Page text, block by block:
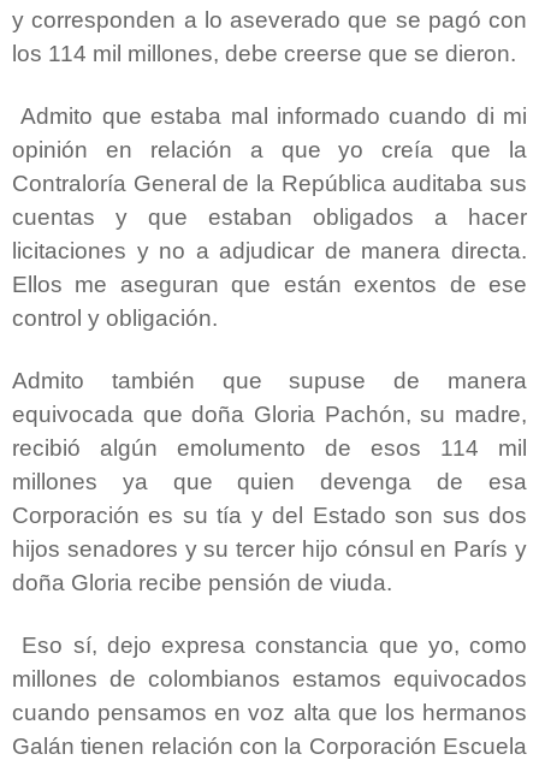
y corresponden a lo aseverado que se pagó con
los 114 mil millones, debe creerse que se dieron.
Admito que estaba mal informado cuando di mi
opinión en relación a que yo creía que la
Contraloría General de la República auditaba sus
cuentas y que estaban obligados a hacer
licitaciones y no a adjudicar de manera directa.
Ellos me aseguran que están exentos de ese
control y obligación.
Admito también que supuse de manera
equivocada que doña Gloria Pachón, su madre,
recibió algún emolumento de esos 114 mil
millones ya que quien devenga de esa
Corporación es su tía y del Estado son sus dos
hijos senadores y su tercer hijo cónsul en París y
doña Gloria recibe pensión de viuda.
Eso sí, dejo expresa constancia que yo, como
millones de colombianos estamos equivocados
cuando pensamos en voz alta que los hermanos
Galán tienen relación con la Corporación Escuela